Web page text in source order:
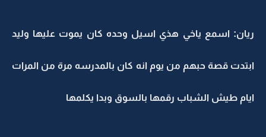
ريان: اسمع ياخي هذي اسيل وحده كان يموت عليها وليد
ابتدت قصة حبهم من يوم انه كان بالمدرسه مرة من المرات
ايام طيش الشباب رقمها بالسوق وبدا يكلمها